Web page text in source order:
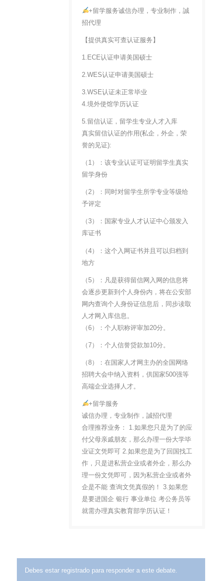
+留学服务诚信办理，专业制作，誠
招代理
【提供真实可查认证服务】
1.ECE认证申请美国硕士
2.WES认证申请美国硕士
3.WSE认证未正常毕业
4.境外使馆学历认证
5.留信认证，留学生专业人才入库
真实留信认证的作用(私企，外企，荣
誉的见证):
（1）：该专业认证可证明留学生真实
留学身份
（2）：同时对留学生所学专业等级给
予评定
（3）：国家专业人才认证中心颁发入
库证书
（4）：这个入网证书并且可以归档到
地方
（5）：凡是获得留信网入网的信息将
会逐步更新到个人身份内，将在公安部
网内查询个人身份证信息后，同步读取
人才网入库信息。
（6）：个人职称评审加20分。
（7）：个人信誉贷款加10分。
（8）：在国家人才网主办的全国网络
招聘大会中纳入资料，供国家500强等
高端企业选择人才。
+留学服务
诚信办理，专业制作，誠招代理
合理推荐业务： 1.如果您只是为了的应
付父母亲戚朋友，那么办理一份大学毕
业证文凭即可 2.如果您是为了回国找工
作，只是进私营企业或者外企，那么办
理一份文凭即可，因为私营企业或者外
企是不能 查询文凭真假的！ 3.如果您
是要进国企 银行 事业单位 考公务员等
就需办理真实教育部学历认证！
Debes estar registrado para responder a este debate.